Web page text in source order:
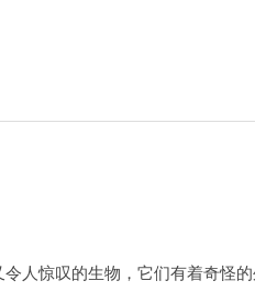
惊叹的生物，它们有着奇怪的